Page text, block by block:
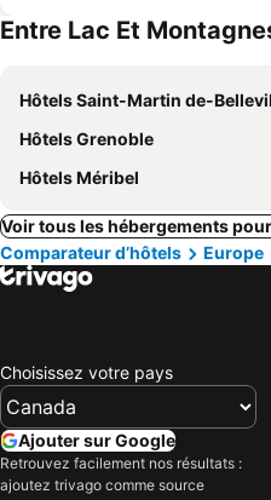
Entre Lac Et
Hôtels Saint-Martin de-
Hôtels Grenoble
Hôtels Méribel
Voir tous les hébergements
Comparateur d’hôtels
Europe
Choisissez votre pays
Ajouter sur Google
Retrouvez facilement nos résultats :
ajoutez trivago comme source